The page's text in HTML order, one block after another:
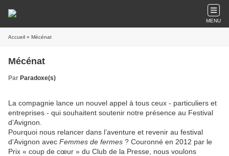
MENU
Accueil » Mécénat
Mécénat
Par Paradoxe(s)
La compagnie lance un nouvel appel à tous ceux - particuliers et
entreprises - qui souhaitent soutenir notre présence au Festival
d’Avignon.
Pourquoi nous relancer dans l’aventure et revenir au festival
d'Avignon avec Femmes de fermes ? Couronné en 2012 par le
Prix « coup de cœur » du Club de la Presse, nous voulons